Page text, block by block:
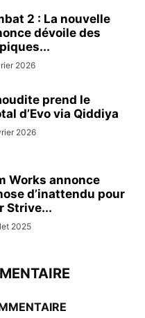
2 : La nouvelle
dévoile des
2026
prend le
d’Evo via Qiddiya
2026
Works annonce
d’inattendu pour
Strive...
2025